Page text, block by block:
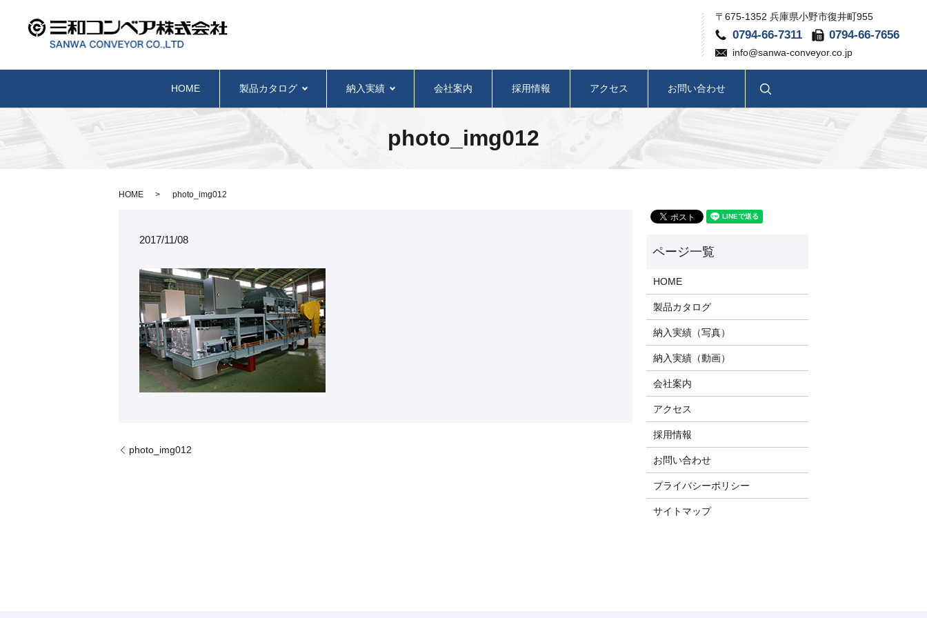
〒675-1352 兵庫県小野市復井町955
0794-66-7311 0794-66-7656
info@sanwa-conveyor.co.jp
HOME 製品カタログ 納入実績 会社案内 採用情報 アクセス お問い合わせ
photo_img012
HOME photo_img012
2017/11/08
photo_img012
HOME
製品カタログ
納入実績（写真）
納入実績（動画）
会社案内
アクセス
採用情報
お問い合わせ
プライバシーポリシー
サイトマップ